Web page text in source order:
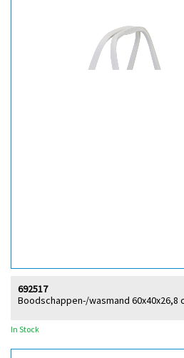
Boodschappen-/wasmand
692517
In Stock